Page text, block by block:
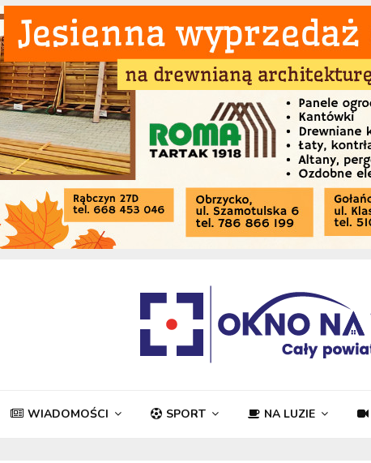
WIADOMOŚCI SPORT NA LUZIE